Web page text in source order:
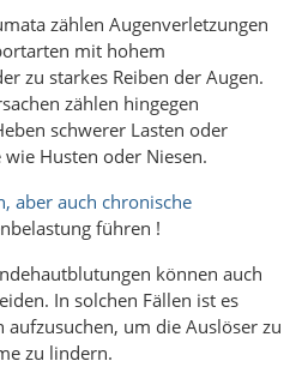
zählen Augenverletzungen
mit hohem
zu starkes Reiben der Augen.
zählen hingegen
schwerer Lasten oder
Husten oder Niesen.
aber auch chronische
führen !
können auch
In solchen Fällen ist es
um die Auslöser zu
zu lindern.